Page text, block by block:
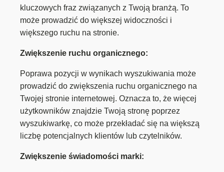
kluczowych fraz związanych z Twoją branżą. To
może prowadzić do większej widoczności i
większego ruchu na stronie.
Zwiększenie ruchu organicznego:
Poprawa pozycji w wynikach wyszukiwania może
prowadzić do zwiększenia ruchu organicznego na
Twojej stronie internetowej. Oznacza to, że więcej
użytkowników znajdzie Twoją stronę poprzez
wyszukiwarkę, co może przekładać się na większą
liczbę potencjalnych klientów lub czytelników.
Zwiększenie świadomości marki: